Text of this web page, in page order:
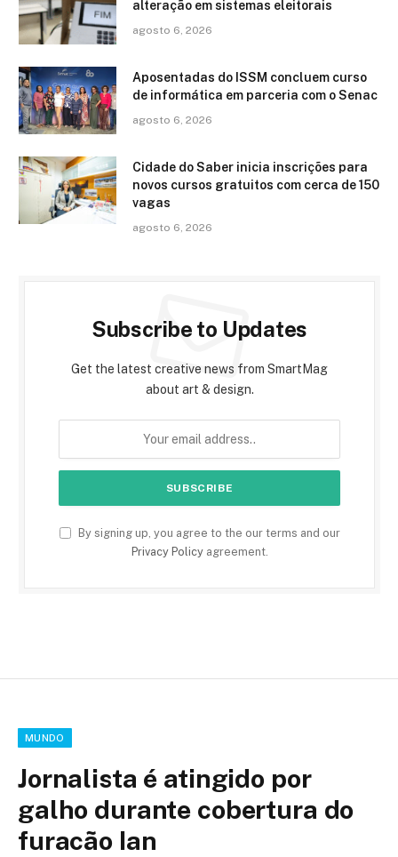
alteração em sistemas eleitorais
agosto 6, 2026
Aposentadas do ISSM concluem curso
de informática em parceria com o Senac
agosto 6, 2026
Cidade do Saber inicia inscrições para
novos cursos gratuitos com cerca de 150
vagas
agosto 6, 2026
Subscribe to Updates
Get the latest creative news from SmartMag
about art & design.
By signing up, you agree to the our terms and our
Privacy Policyagreement.
MUNDO
Jornalista é atingido por
galho durante cobertura do
furacão Ian